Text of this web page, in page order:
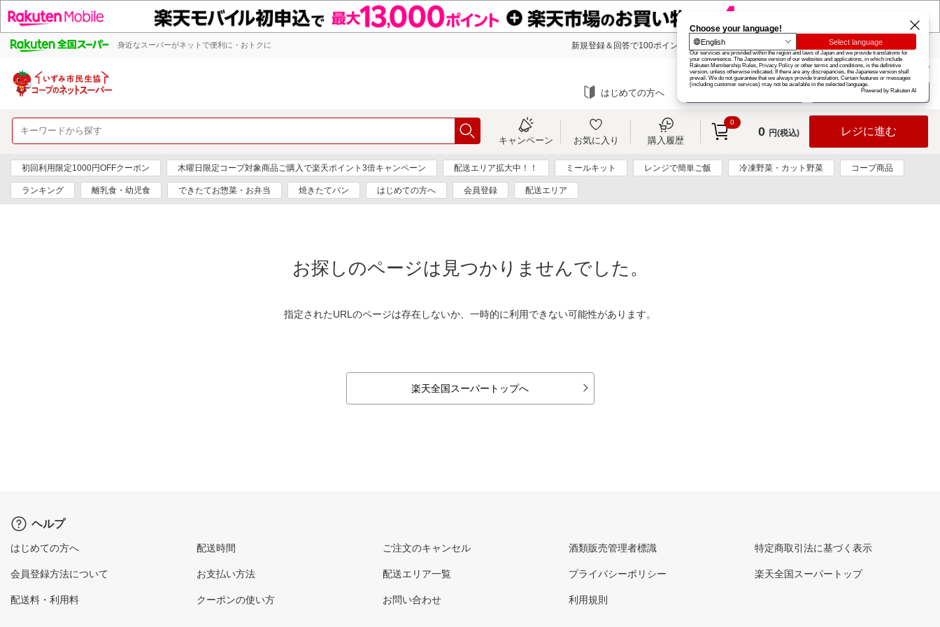
身近なスーパーがネットで便利に・おトクに 新規登録＆回答で100ポイント! 楽天グループ カード
お知らせ ヘルプ
はじめての方へ ログイン
キャンペーン お気に入り 購入履歴
0
0 円(税込) レジに進む
初回利用限定1000円OFFクーポン 木曜日限定コープ対象商品ご購入で楽天ポイント3倍キャンペーン 配送エリア拡大中！！ ミールキット レンジで簡単ご飯 冷凍野菜・カット野菜 コープ商品
ランキング 離乳食・幼児食 できたてお惣菜・お弁当 焼きたてパン はじめての方へ 会員登録 配送エリア
お探しのページは見つかりませんでした。
指定されたURLのページは存在しないか、一時的に利用できない可能性があります。
楽天全国スーパートップへ
ヘルプ
はじめての方へ
会員登録方法について
配送料・利用料
配送時間
お支払い方法
クーポンの使い方
ご注文のキャンセル
配送エリア一覧
お問い合わせ
酒類販売管理者標識
プライバシーポリシー
利用規則
特定商取引法に基づく表示
楽天全国スーパートップ